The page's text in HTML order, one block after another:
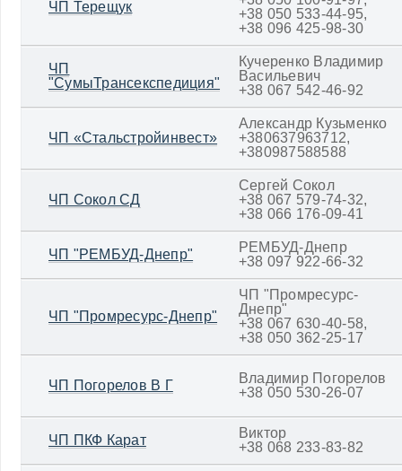
ЧП Терещук
+38 050 533-44-95,
+38 096 425-98-30
ЧП
"СумыТрансекспедиция"
Кучеренко Владимир
Васильевич
+38 067 542-46-92
ЧП «Стальстройинвест»
Александр Кузьменко
+380637963712,
+380987588588
ЧП Сокол СД
Сергей Сокол
+38 067 579-74-32,
+38 066 176-09-41
ЧП "РЕМБУД-Днепр"
РЕМБУД-Днепр
+38 097 922-66-32
ЧП "Промресурс-Днепр"
ЧП "Промресурс-
Днепр"
+38 067 630-40-58,
+38 050 362-25-17
ЧП Погорелов В Г
Владимир Погорелов
+38 050 530-26-07
ЧП ПКФ Карат
Виктор
+38 068 233-83-82